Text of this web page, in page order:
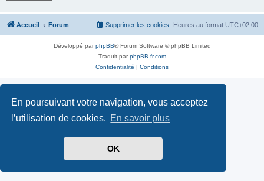
En poursuivant votre navigation, vous acceptez
l’utilisation de cookies. En savoir plus
OK
Accueil Forum Heures au format UTC+02:00
Supprimer les cookies
Développé parphpBB® Forum Software © phpBB Limited
Traduit parphpBB-fr.com
Confidentialité | Conditions